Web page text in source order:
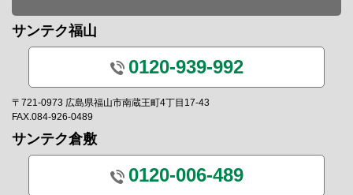
サンテク福山
0120-939-992
〒721-0973 広島県福山市南蔵王町4丁目17-43
FAX.084-926-0489
サンテク倉敷
0120-006-489